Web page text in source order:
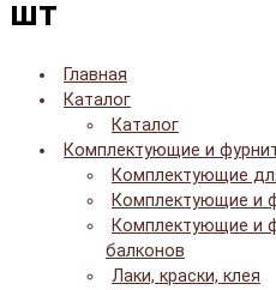
шт
Главная
Каталог
Каталог
Комплектующие и
Комплектующие
Комплектующие и
Комплектующие и
балконов
Лаки, краски, клея